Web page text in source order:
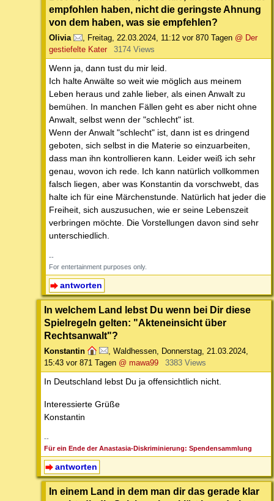
empfohlen haben, nicht die geringste Ahnung
von dem haben, was sie empfehlen?
Olivia , Freitag, 22.03.2024, 11:12 vor 870 Tagen @ Der
gestiefelte Kater
3174 Views
Wenn ja, dann tust du mir leid.
Ich halte Anwälte so weit wie möglich aus meinem
Leben heraus und zahle lieber, als einen Anwalt zu
bemühen. In manchen Fällen geht es aber nicht ohne
Anwalt, selbst wenn der "schlecht" ist.
Wenn der Anwalt "schlecht" ist, dann ist es dringend
geboten, sich selbst in die Materie so einzuarbeiten,
dass man ihn kontrollieren kann. Leider weiß ich sehr
genau, wovon ich rede. Ich kann natürlich vollkommen
falsch liegen, aber was Konstantin da vorschwebt, das
halte ich für eine Märchenstunde. Natürlich hat jeder die
Freiheit, sich auszusuchen, wie er seine Lebenszeit
verbringen möchte. Die Vorstellungen davon sind sehr
unterschiedlich.
--
For entertainment purposes only.
antworten
In welchem Land lebst Du wenn bei Dir diese
Spielregeln gelten: "Akteneinsicht über
Rechtsanwalt"?
Konstantin Waldhessen
Donnerstag, 21.03.2024,
15:43 vor 871 Tagen @ mawa99 3383 Views
In Deutschland lebst Du ja offensichtlich nicht.
Interessierte Grüße
Konstantin
--
Für ein Ende der Anastasia-Diskriminierung: Spendensammlung
antworten
In einem Land in dem man dir das gerade klar